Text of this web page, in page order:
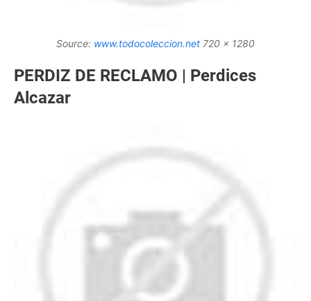
Source: www.todocoleccion.net 720 x 1280
PERDIZ DE RECLAMO | Perdices
Alcazar